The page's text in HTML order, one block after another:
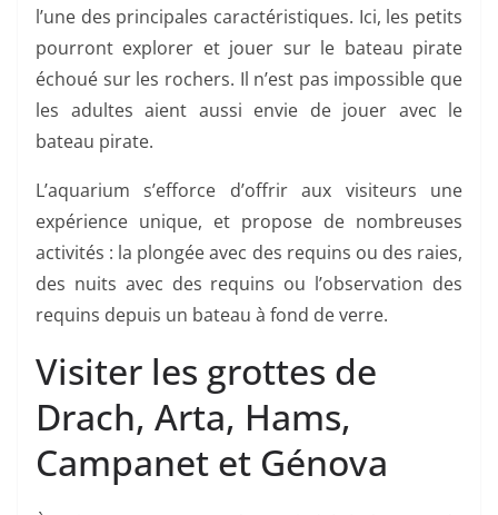
l’une des principales caractéristiques. Ici, les petits
pourront explorer et jouer sur le bateau pirate
échoué sur les rochers. Il n’est pas impossible que
les adultes aient aussi envie de jouer avec le
bateau pirate.
L’aquarium s’efforce d’offrir aux visiteurs une
expérience unique, et propose de nombreuses
activités : la plongée avec des requins ou des raies,
des nuits avec des requins ou l’observation des
requins depuis un bateau à fond de verre.
Visiter les grottes de
Drach, Arta, Hams,
Campanet et Génova